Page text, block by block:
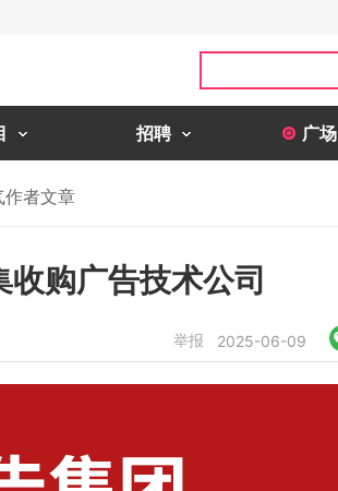
招聘 广场
作者文章
购广告技术公司
举报 2025-06-09